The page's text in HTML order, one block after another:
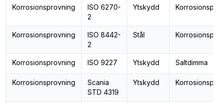
Korrosionsprovning
ISO 6270-
2
Ytskydd
Korrosionsprovning
ISO 8442-
2
Stål
Korrosionsprovning ISO 9227 Ytskydd Saltdimma
Korrosionsprovning
Scania
STD 4319
Ytskydd